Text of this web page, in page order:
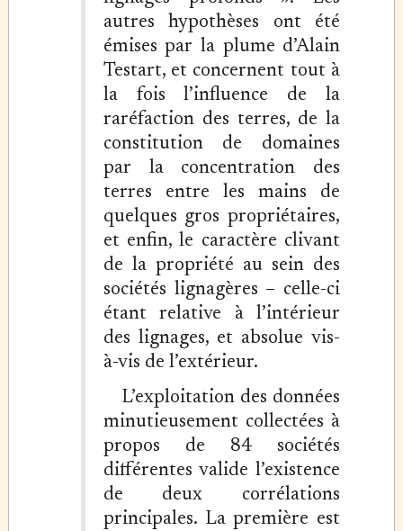
autres hypothèses ont été
émises par la plume d’Alain
Testart, et concernent tout à
la fois l’influence de la
raréfaction des terres, de la
constitution de domaines
par la concentration des
terres entre les mains de
quelques gros propriétaires,
et enfin, le caractère clivant
de la propriété au sein des
sociétés lignagères – celle-ci
étant relative à l’intérieur
des lignages, et absolue vis-
à-vis de l’extérieur.
L’exploitation des données
minutieusement collectées à
propos de 84 sociétés
différentes valide l’existence
de deux corrélations
principales. La première est